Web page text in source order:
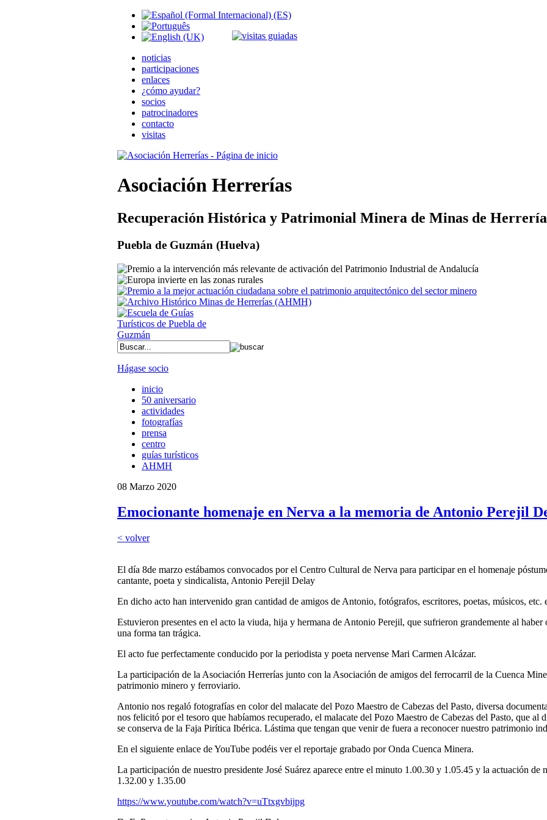
noticias
participaciones
enlaces
¿cómo ayudar?
socios
patrocinadores
contacto
visitas
Asociación Herrerías
Recuperación Histórica y Patrimonial Minera de Minas de
Puebla de Guzmán (Huelva)
Hágase socio
inicio
50 aniversario
actividades
fotografías
prensa
centro
guías turísticos
AHMH
08 Marzo 2020
Emocionante homenaje en Nerva a la memoria de Antonio Perejil
< volver
El día 8de marzo estábamos convocados por el Centro Cultural de Nerva para participar en el homenaje
cantante, poeta y sindicalista, Antonio Perejil Delay
En dicho acto han intervenido gran cantidad de amigos de Antonio, fotógrafos, escritores, poetas, músicos, etc.
Estuvieron presentes en el acto la viuda, hija y hermana de Antonio Perejil, que sufrieron grandemente al
una forma tan trágica.
El acto fue perfectamente conducido por la periodista y poeta nervense Mari Carmen Alcázar.
La participación de la Asociación Herrerías junto con la Asociación de amigos del ferrocarril de la Cuenca
patrimonio minero y ferroviario.
Antonio nos regaló fotografías en color del malacate del Pozo Maestro de Cabezas del Pasto, diversa
nos felicitó por el tesoro que habíamos recuperado, el malacate del Pozo Maestro de Cabezas del Pasto, que al
se conserva de la Faja Pirítica Ibérica. Lástima que tengan que venir de fuera a reconocer nuestro patrimonio
En el siguiente enlace de YouTube podéis ver el reportaje grabado por Onda Cuenca Minera.
La participación de nuestro presidente José Suárez aparece entre el minuto 1.00.30 y 1.05.45 y la actuación de
1.32.00 y 1.35.00
https://www.youtube.com/watch?v=uTtxgvbijpg